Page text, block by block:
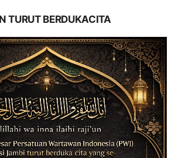
TURUT BERDUKACITA